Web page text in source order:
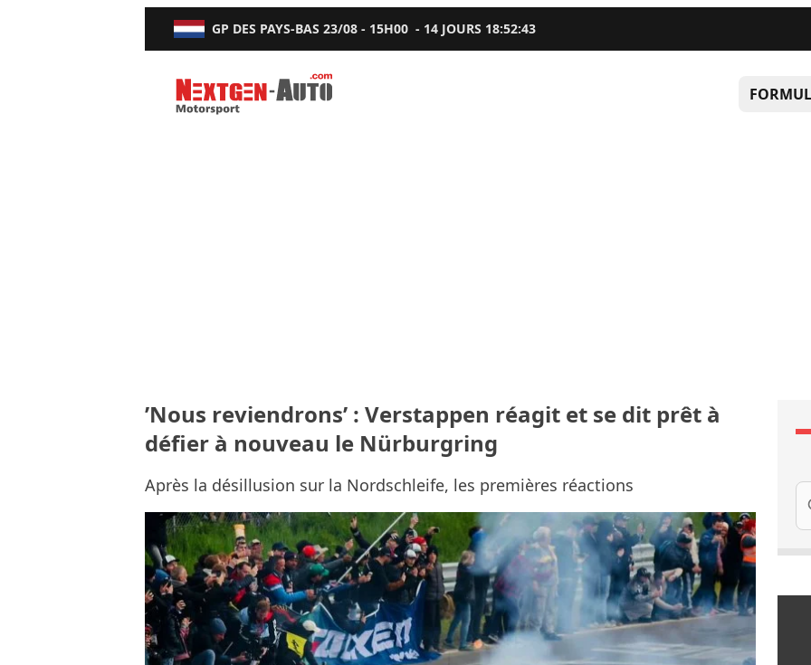
GP DES PAYS-BAS 23/08 - 15H00 - 14 JOURS 18:52:42
Nextgen-Auto.com
’Nous reviendrons’ : Verstappen réagit et se dit prêt à
défier à nouveau le Nürburgring
Après la désillusion sur la Nordschleife, les premières réactions